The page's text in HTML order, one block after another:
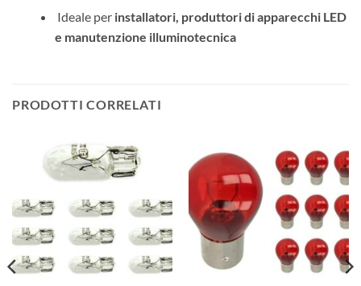
️ Ideale per installatori, produttori di apparecchi LED
e manutenzione illuminotecnica
PRODOTTI CORRELATI